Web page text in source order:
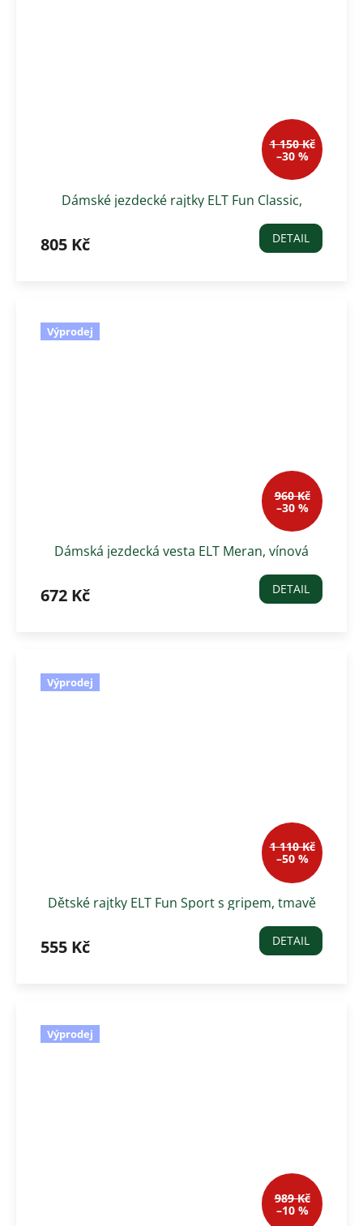
1 150 Kč
–30 %
Dámské jezdecké rajtky ELT Fun Classic,
805 Kč DETAIL
Výprodej
960 Kč
–30 %
Dámská jezdecká vesta ELT Meran, vínová
672 Kč DETAIL
Výprodej
1 110 Kč
–50 %
Dětské rajtky ELT Fun Sport s gripem, tmavě
555 Kč DETAIL
Výprodej
989 Kč
–10 %